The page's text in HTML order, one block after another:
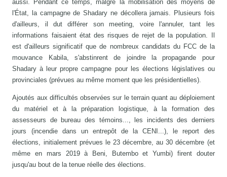
aussi. Pendant ce temps, malgré la mobilisation des moyens de
l'État, la campagne de Shadary ne décollera jamais. Plusieurs fois
d'ailleurs, il dut différer son meeting, voire l'annuler, tant les
informations faisaient état des risques de rejet de la population. Il
est d'ailleurs significatif que de nombreux candidats du FCC de la
mouvance Kabila, s'abstinrent de joindre la propagande pour
Shadary à leur propre campagne pour les élections législatives ou
provinciales (prévues au même moment que les présidentielles).
Ajoutés aux difficultés observées sur le terrain quant au déploiement
du matériel et à la préparation logistique, à la formation des
assesseurs de bureau des témoins..., les incidents des derniers
jours (incendie dans un entrepôt de la CENI...), le report des
élections, initialement prévues le 23 décembre, au 30 décembre (et
même en mars 2019 à Beni, Butembo et Yumbi) firent douter
jusqu'au bout de la tenue réelle des élections.